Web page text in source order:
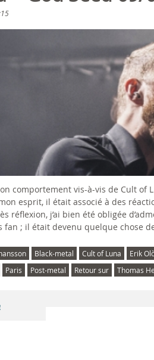
comportement vis-à-vis de Cult
esprit, il était associé à des
réflexion, j’ai bien été obligée
fan ; il était devenu quelque chose
Black-metal Cult of Luna
Erik
Paris Post-metal Retour sur Thomas